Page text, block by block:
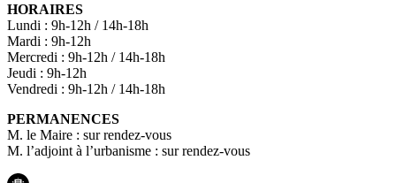
HORAIRES
Lundi : 9h-12h / 14h-18h
Mardi : 9h-12h
Mercredi : 9h-12h / 14h-18h
Jeudi : 9h-12h
Vendredi : 9h-12h / 14h-18h
PERMANENCES
M. le Maire : sur rendez-vous
M. l’adjoint à l’urbanisme : sur rendez-vous